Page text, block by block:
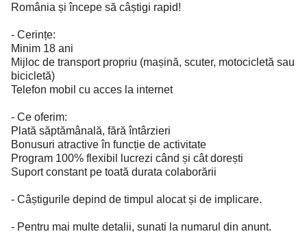
România și începe să câștigi rapid!
- Cerințe:
Minim 18 ani
Mijloc de transport propriu (mașină, scuter, motocicletă sau
bicicletă)
Telefon mobil cu acces la internet
- Ce oferim:
Plată săptămânală, fără întârzieri
Bonusuri atractive în funcție de activitate
Program 100% flexibil lucrezi când și cât dorești
Suport constant pe toată durata colaborării
- Câștigurile depind de timpul alocat și de implicare.
- Pentru mai multe detalii, sunati la numarul din anunt.